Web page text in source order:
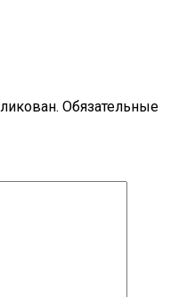
Обязательные